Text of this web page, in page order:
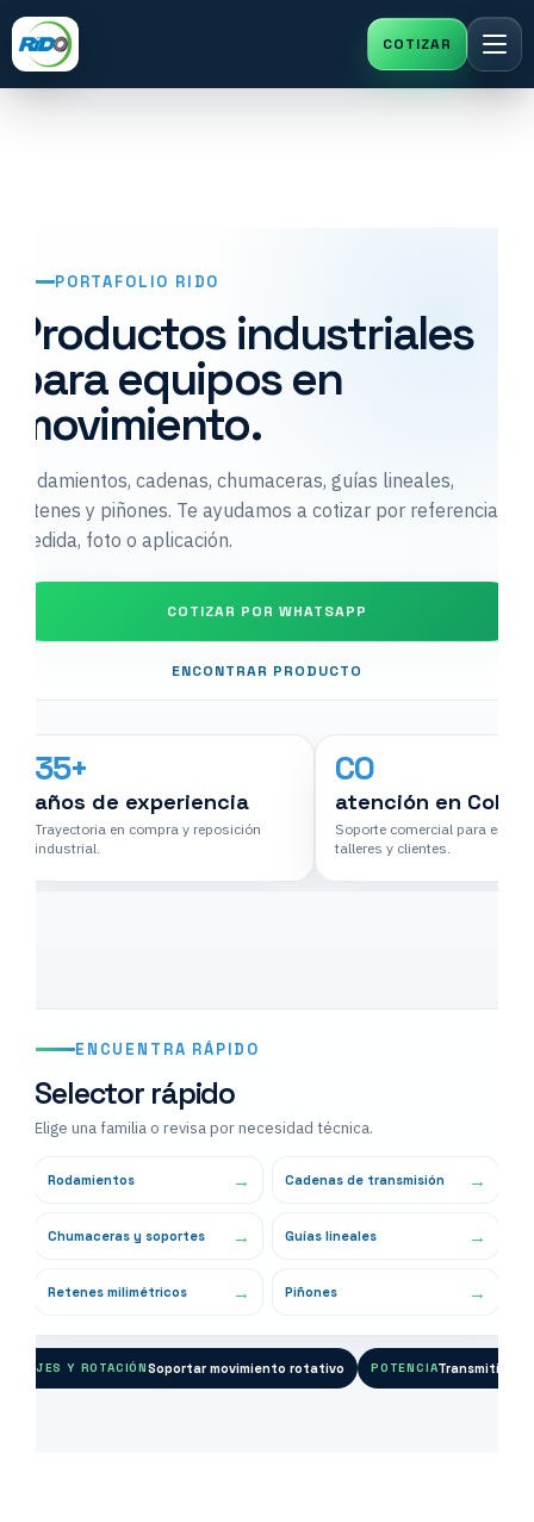
PORTAFOLIO RIDO
Productos industriales
para equipos en
movimiento.
Rodamientos, cadenas, chumaceras, guías lineales,
retenes y piñones. Te ayudamos a cotizar por referencia,
medida, foto o aplicación.
COTIZAR POR WHATSAPP
ENCONTRAR PRODUCTO
35+
años de experiencia
Trayectoria en compra y reposición
industrial.
CO
atención en
Soporte comercial para
talleres y clientes.
ENCUENTRA RÁPIDO
Selector rápido
Elige una familia o revisa por necesidad técnica.
Rodamientos Cadenas de transmisión
Chumaceras y soportes Guías lineales
Retenes milimétricos Piñones
EJES Y ROTACIÓNSoportar movimiento rotativo POTENCIATransmitir